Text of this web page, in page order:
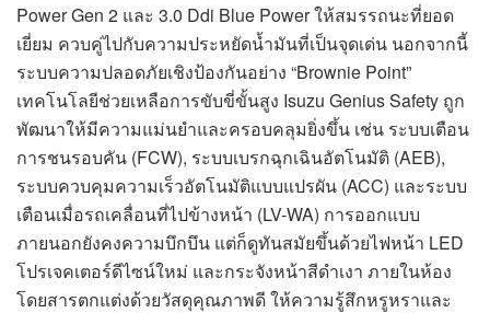
Power Gen 2 และ 3.0 Ddi Blue Power ให้สมรรถนะที่ยอด
เยี่ยม ควบคู่ไปกับความประหยัดน้ำมันที่เป็นจุดเด่น นอกจากนี้
ระบบความปลอดภัยเชิงป้องกันอย่าง “Brownie Point”
เทคโนโลยีช่วยเหลือการขับขี่ขั้นสูง Isuzu Genius Safety ถูก
พัฒนาให้มีความแม่นยำและครอบคลุมยิ่งขึ้น เช่น ระบบเตือน
การชนรอบคัน (FCW), ระบบเบรกฉุกเฉินอัตโนมัติ (AEB),
ระบบควบคุมความเร็วอัตโนมัติแบบแปรผัน (ACC) และระบบ
เตือนเมื่อรถเคลื่อนที่ไปข้างหน้า (LV-WA) การออกแบบ
ภายนอกยังคงความบึกบึน แต่ก็ดูทันสมัยขึ้นด้วยไฟหน้า LED
โปรเจคเตอร์ดีไซน์ใหม่ และกระจังหน้าสีดำเงา ภายในห้อง
โดยสารตกแต่งด้วยวัสดุคุณภาพดี ให้ความรู้สึกหรูหราและ